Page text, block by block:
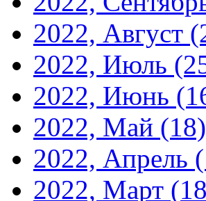
2022, Август
2022, Июль
2022, Июнь
2022, Май (18)
2022, Апрель
2022, Март